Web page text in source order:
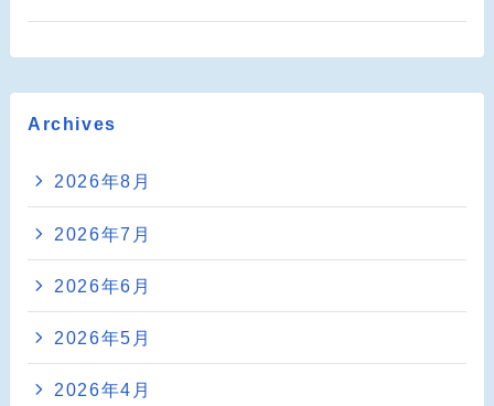
Archives
2026年8月
2026年7月
2026年6月
2026年5月
2026年4月